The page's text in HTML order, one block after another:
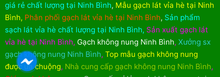
giá rẻ chất lượng tại Ninh Bình, Mẫu gạch lát vỉa hè tại Ninh
Bình, Phân phối gạch lát vỉa hè tại Ninh Bình, Sản phẩm
sạch lát vỉa hè chất lượng tại Ninh Bình, Sản xuất gạch lát
vỉa hè tại Ninh Bình, Gạch không nung Ninh Bình, Xưởng sx
gạch không nung Ninh Bình, Top mẫu gạch không nung
được ưa chuộng, Nhà cung cấp gạch không nung Ninh Bình,